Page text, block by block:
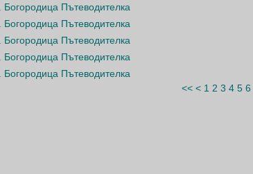
Богородица Пътеводителка
Богородица Пътеводителка
Богородица Пътеводителка
Богородица Пътеводителка
Богородица Пътеводителка
<< < 1 2 3 4 5 6